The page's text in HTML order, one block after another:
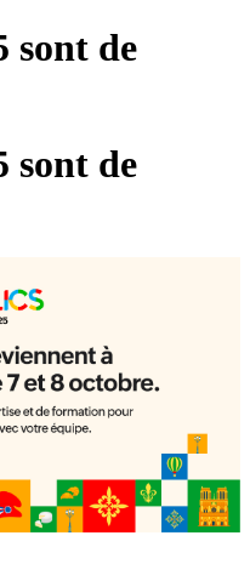
sont de
sont de